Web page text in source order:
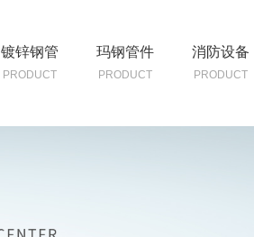
镀锌钢管
PRODUCT
玛钢管件
PRODUCT
消防设备
PRODUCT